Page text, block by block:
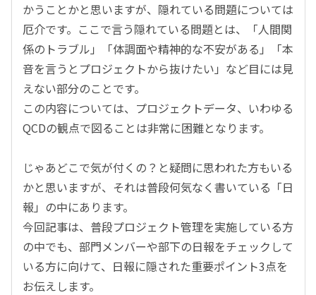
かうことかと思いますが、隠れている問題については
厄介です。ここで言う隠れている問題とは、「人間関
係のトラブル」「体調面や精神的な不安がある」「本
音を言うとプロジェクトから抜けたい」など目には見
えない部分のことです。
この内容については、プロジェクトデータ、いわゆる
QCDの観点で図ることは非常に困難となります。
じゃあどこで気が付くの？と疑問に思われた方もいる
かと思いますが、それは普段何気なく書いている「日
報」の中にあります。
今回記事は、普段プロジェクト管理を実施している方
の中でも、部門メンバーや部下の日報をチェックして
いる方に向けて、日報に隠された重要ポイント3点を
お伝えします。